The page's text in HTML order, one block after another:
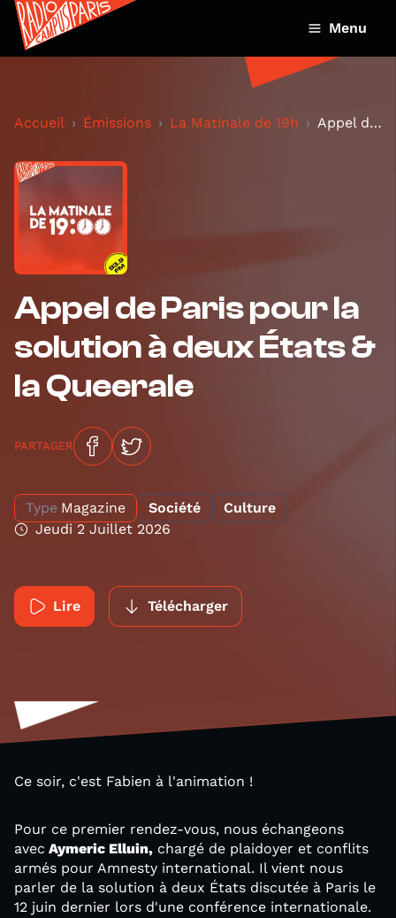
Menu
Accueil Émissions La Matinale de 19h Appel de Paris pour la solution à deux États & la...
Appel de Paris pour la
solution à deux États &
la Queerale
PARTAGER
Type Magazine Société
Culture
Jeudi 2 Juillet 2026
Lire Télécharger
Ce soir, c'est Fabien à l'animation !
Pour ce premier rendez-vous, nous échangeons
avec Aymeric Elluin, chargé de plaidoyer et conflits
armés pour Amnesty international. Il vient nous
parler de la solution à deux États discutée à Paris le
12 juin dernier lors d'une conférence internationale.